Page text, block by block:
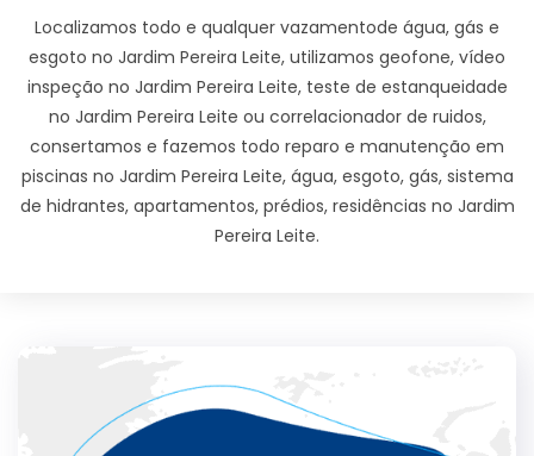
Localizamos todo e qualquer vazamentode água, gás e
esgoto no Jardim Pereira Leite, utilizamos geofone, vídeo
inspeção no Jardim Pereira Leite, teste de estanqueidade
no Jardim Pereira Leite ou correlacionador de ruidos,
consertamos e fazemos todo reparo e manutenção em
piscinas no Jardim Pereira Leite, água, esgoto, gás, sistema
de hidrantes, apartamentos, prédios, residências no Jardim
Pereira Leite.